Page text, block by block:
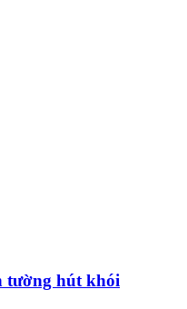
tường hút khói